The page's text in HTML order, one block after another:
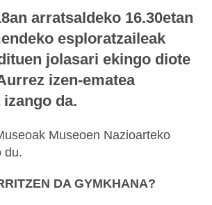
arratsaldeko 16.30etan
esploratzaileak
jolasari ekingo diote
izen-ematea
izango da.
Museoen Nazioarteko
du.
DA GYMKHANA?